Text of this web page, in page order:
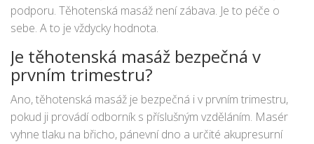
můžete se naučit základní techniky od partnera. Lehké
masírování zad, nohou a paží s použitím vlažného oleje
může mít podobný efekt - jen pomalejší a méně hluboký.
podporu. Těhotenská masáž není zábava. Je to péče o
sebe. A to je vždycky hodnota.
Je těhotenská masáž bezpečná v
prvním trimestru?
Ano, těhotenská masáž je bezpečná i v prvním trimestru,
pokud ji provádí odborník s příslušným vzděláním. Masér
vyhne tlaku na břicho, pánevní dno a určité akupresurní